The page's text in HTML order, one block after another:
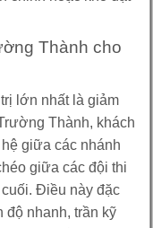
Thành cho
lớn nhất là giảm
Thành, khách
giữa các nhánh
giữa các đội thi
Điều này đặc
độ nhanh, trần kỹ